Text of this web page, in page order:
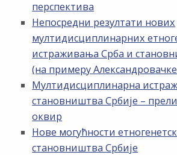
перспектива
Непосредни резултати нових
мултидисциплинарних
истраживања Срба и
(на примеру
Мултидисциплинарна
становништва Србије –
оквир
Нове могућности
становништва Србије